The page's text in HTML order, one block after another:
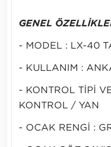
GENEL
- MODEL : LX-40
- KULLANIM :
- KONTROL TİPİ
KONTROL / YAN
- OCAK RENGİ :